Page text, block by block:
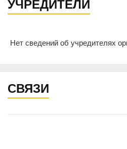
УЧРЕДИТЕЛИ
Нет сведений об учредителях
СВЯЗИ